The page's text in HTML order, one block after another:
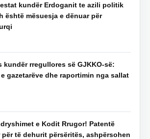
kundër Erdoganit te azili politik
është mësuesja e dënuar për
kundër rregullores së GJKKO-së:
gazetarëve dhe raportimin nga sallat
e Kodit Rrugor! Patentë
për të dehurit përsëritës, ashpërsohen